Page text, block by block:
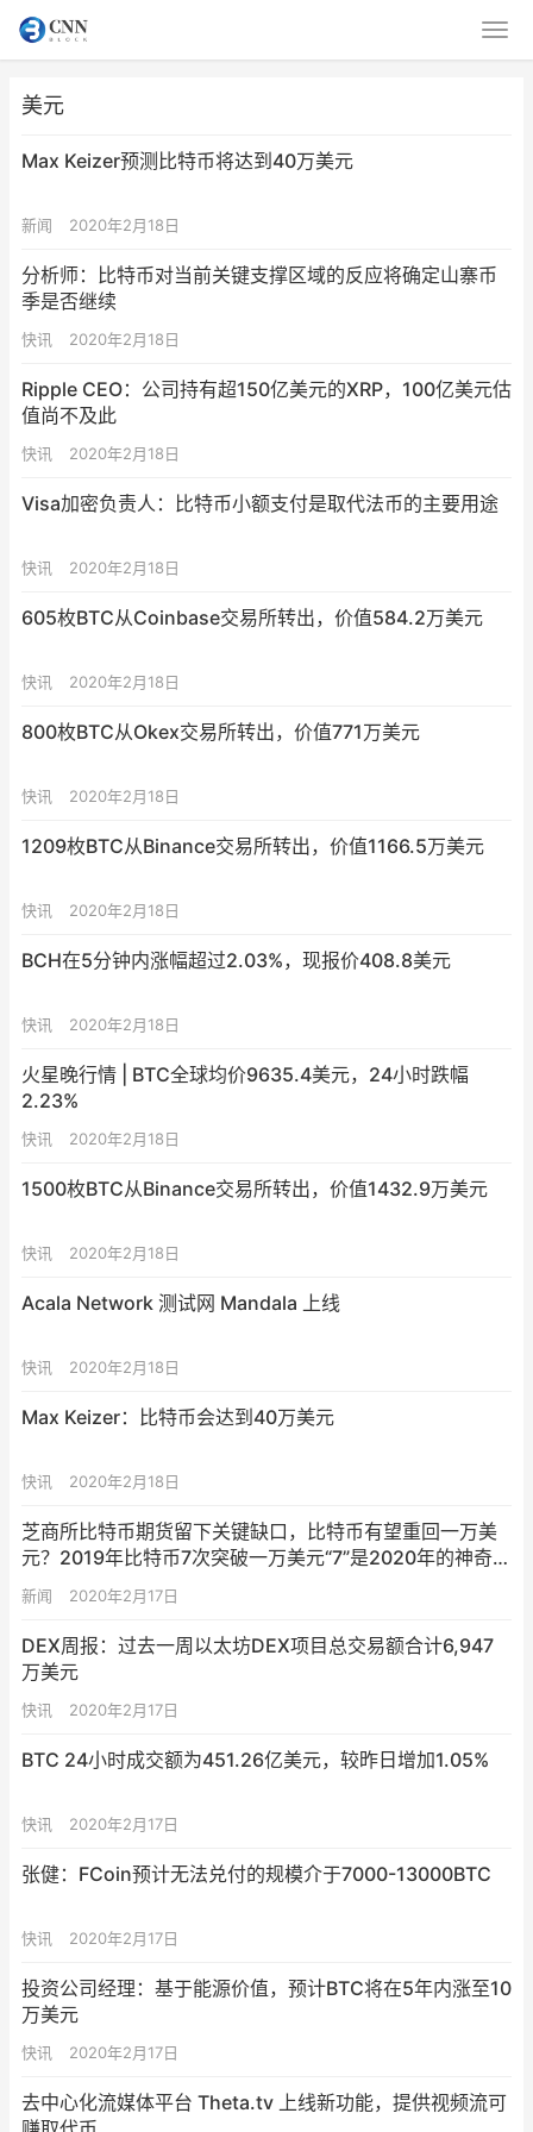
美元
Max Keizer预测比特币将达到40万美元
新闻 2020年2月18日
分析师：比特币对当前关键支撑区域的反应将确定山寨币
季是否继续
快讯 2020年2月18日
Ripple CEO：公司持有超150亿美元的XRP，100亿美元估
值尚不及此
快讯 2020年2月18日
Visa加密负责人：比特币小额支付是取代法币的主要用途
快讯 2020年2月18日
605枚BTC从Coinbase交易所转出，价值584.2万美元
快讯 2020年2月18日
800枚BTC从Okex交易所转出，价值771万美元
快讯 2020年2月18日
1209枚BTC从Binance交易所转出，价值1166.5万美元
快讯 2020年2月18日
BCH在5分钟内涨幅超过2.03%，现报价408.8美元
快讯 2020年2月18日
火星晚行情 | BTC全球均价9635.4美元，24小时跌幅
2.23%
快讯 2020年2月18日
1500枚BTC从Binance交易所转出，价值1432.9万美元
快讯 2020年2月18日
Acala Network 测试网 Mandala 上线
快讯 2020年2月18日
Max Keizer：比特币会达到40万美元
快讯 2020年2月18日
芝商所比特币期货留下关键缺口，比特币有望重回一万美
元？2019年比特币7次突破一万美元“7”是2020年的神奇数
字吗？芝加哥商品交易所(CME)的比特币期货缺口比特币
挖矿难度将在2020年首次下降看涨情景看跌情景
新闻 2020年2月17日
DEX周报：过去一周以太坊DEX项目总交易额合计6,947
万美元
快讯 2020年2月17日
BTC 24小时成交额为451.26亿美元，较昨日增加1.05%
快讯 2020年2月17日
张健：FCoin预计无法兑付的规模介于7000-13000BTC
快讯 2020年2月17日
投资公司经理：基于能源价值，预计BTC将在5年内涨至10
万美元
快讯 2020年2月17日
去中心化流媒体平台 Theta.tv 上线新功能，提供视频流可